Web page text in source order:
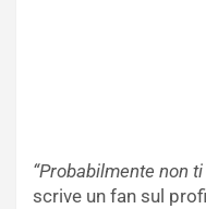
“Probabilmente non
scrive un fan sul